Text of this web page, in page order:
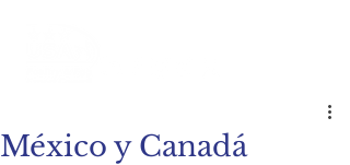
México y Canadá